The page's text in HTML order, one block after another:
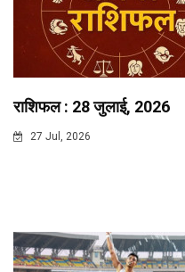
राशिफल : 28 जुलाई, 2026
27 Jul, 2026